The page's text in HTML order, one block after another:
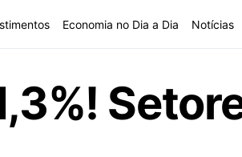
Economia no Dia a Dia Notícias